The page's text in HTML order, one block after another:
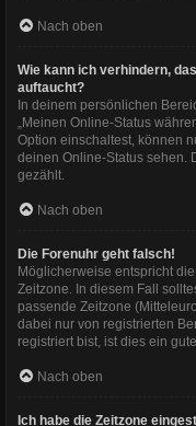
Nach oben
Wie kann ich verhindern,
auftaucht?
In deinem persönlichen
„Meinen Online-Status
Option einschaltest, können
deinen Online-Status sehen.
gezählt.
Nach oben
Die Forenuhr geht falsch!
Möglicherweise entspricht
Zeitzone. In diesem Fall
passende Zeitzone
dabei nur von registrierten
registriert bist, ist dies ein
Nach oben
Ich habe die Zeitzone